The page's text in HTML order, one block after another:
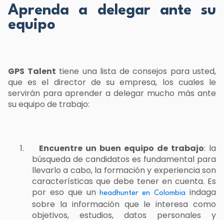
Aprenda a delegar ante su
equipo
GPS Talent tiene una lista de consejos para usted,
que es el director de su empresa, los cuales le
servirán para aprender a delegar mucho más ante
su equipo de trabajo:
1. Encuentre un buen equipo de trabajo: la
búsqueda de candidatos es fundamental para
llevarlo a cabo, la formación y experiencia son
características que debe tener en cuenta. Es
por eso que unheadhunter en Colombia indaga
sobre la información que le interesa como
objetivos, estudios, datos personales y